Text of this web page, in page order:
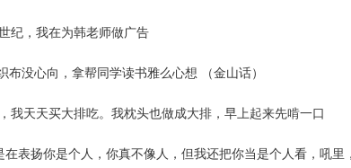
纪，我在为韩老师做广告
布没心向，拿帮同学读书雅么心想 （金山话）
我天天买大排吃。我枕头也做成大排，早上起来先啃一口
在表扬你是个人，你真不像人，但我还把你当是个人看，吼里